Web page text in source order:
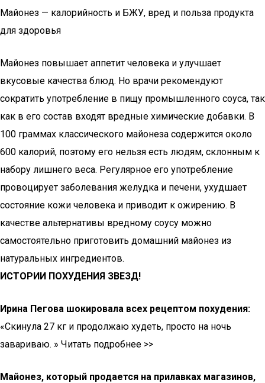
Майонез — калорийность и БЖУ, вред и польза продукта
для здоровья
Майонез повышает аппетит человека и улучшает
вкусовые качества блюд. Но врачи рекомендуют
сократить употребление в пищу промышленного соуса, так
как в его состав входят вредные химические добавки. В
100 граммах классического майонеза содержится около
600 калорий, поэтому его нельзя есть людям, склонным к
набору лишнего веса. Регулярное его употребление
провоцирует заболевания желудка и печени, ухудшает
состояние кожи человека и приводит к ожирению. В
качестве альтернативы вредному соусу можно
самостоятельно приготовить домашний майонез из
натуральных ингредиентов.
ИСТОРИИ ПОХУДЕНИЯ ЗВЕЗД!
Ирина Пегова шокировала всех рецептом похудения:
«Скинула 27 кг и продолжаю худеть, просто на ночь
завариваю. » Читать подробнее >>
Майонез, который продается на прилавках магазинов,